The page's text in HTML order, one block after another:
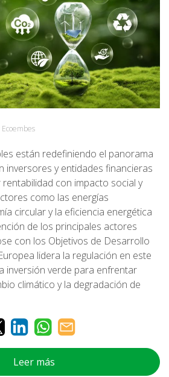
están redefiniendo el panorama
inversores y entidades financieras
con impacto social y
como las energías
circular y la eficiencia energética
de los principales actores
con los Objetivos de Desarrollo
lidera la regulación en este
inversión verde para enfrentar
climático y la degradación de
Leer más